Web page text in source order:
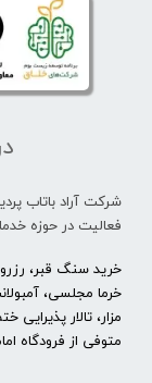
فعالیت در حوزه
خرید سنگ قبر،
خرما مجلسی،
مزار، تالار
متوفی از فرودگاه